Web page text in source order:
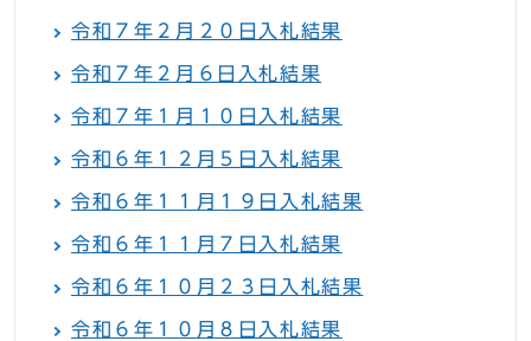
令和７年２月２０日入札結果
令和７年２月６日入札結果
令和７年１月１０日入札結果
令和６年１２月５日入札結果
令和６年１１月１９日入札結果
令和６年１１月７日入札結果
令和６年１０月２３日入札結果
令和６年１０月８日入札結果